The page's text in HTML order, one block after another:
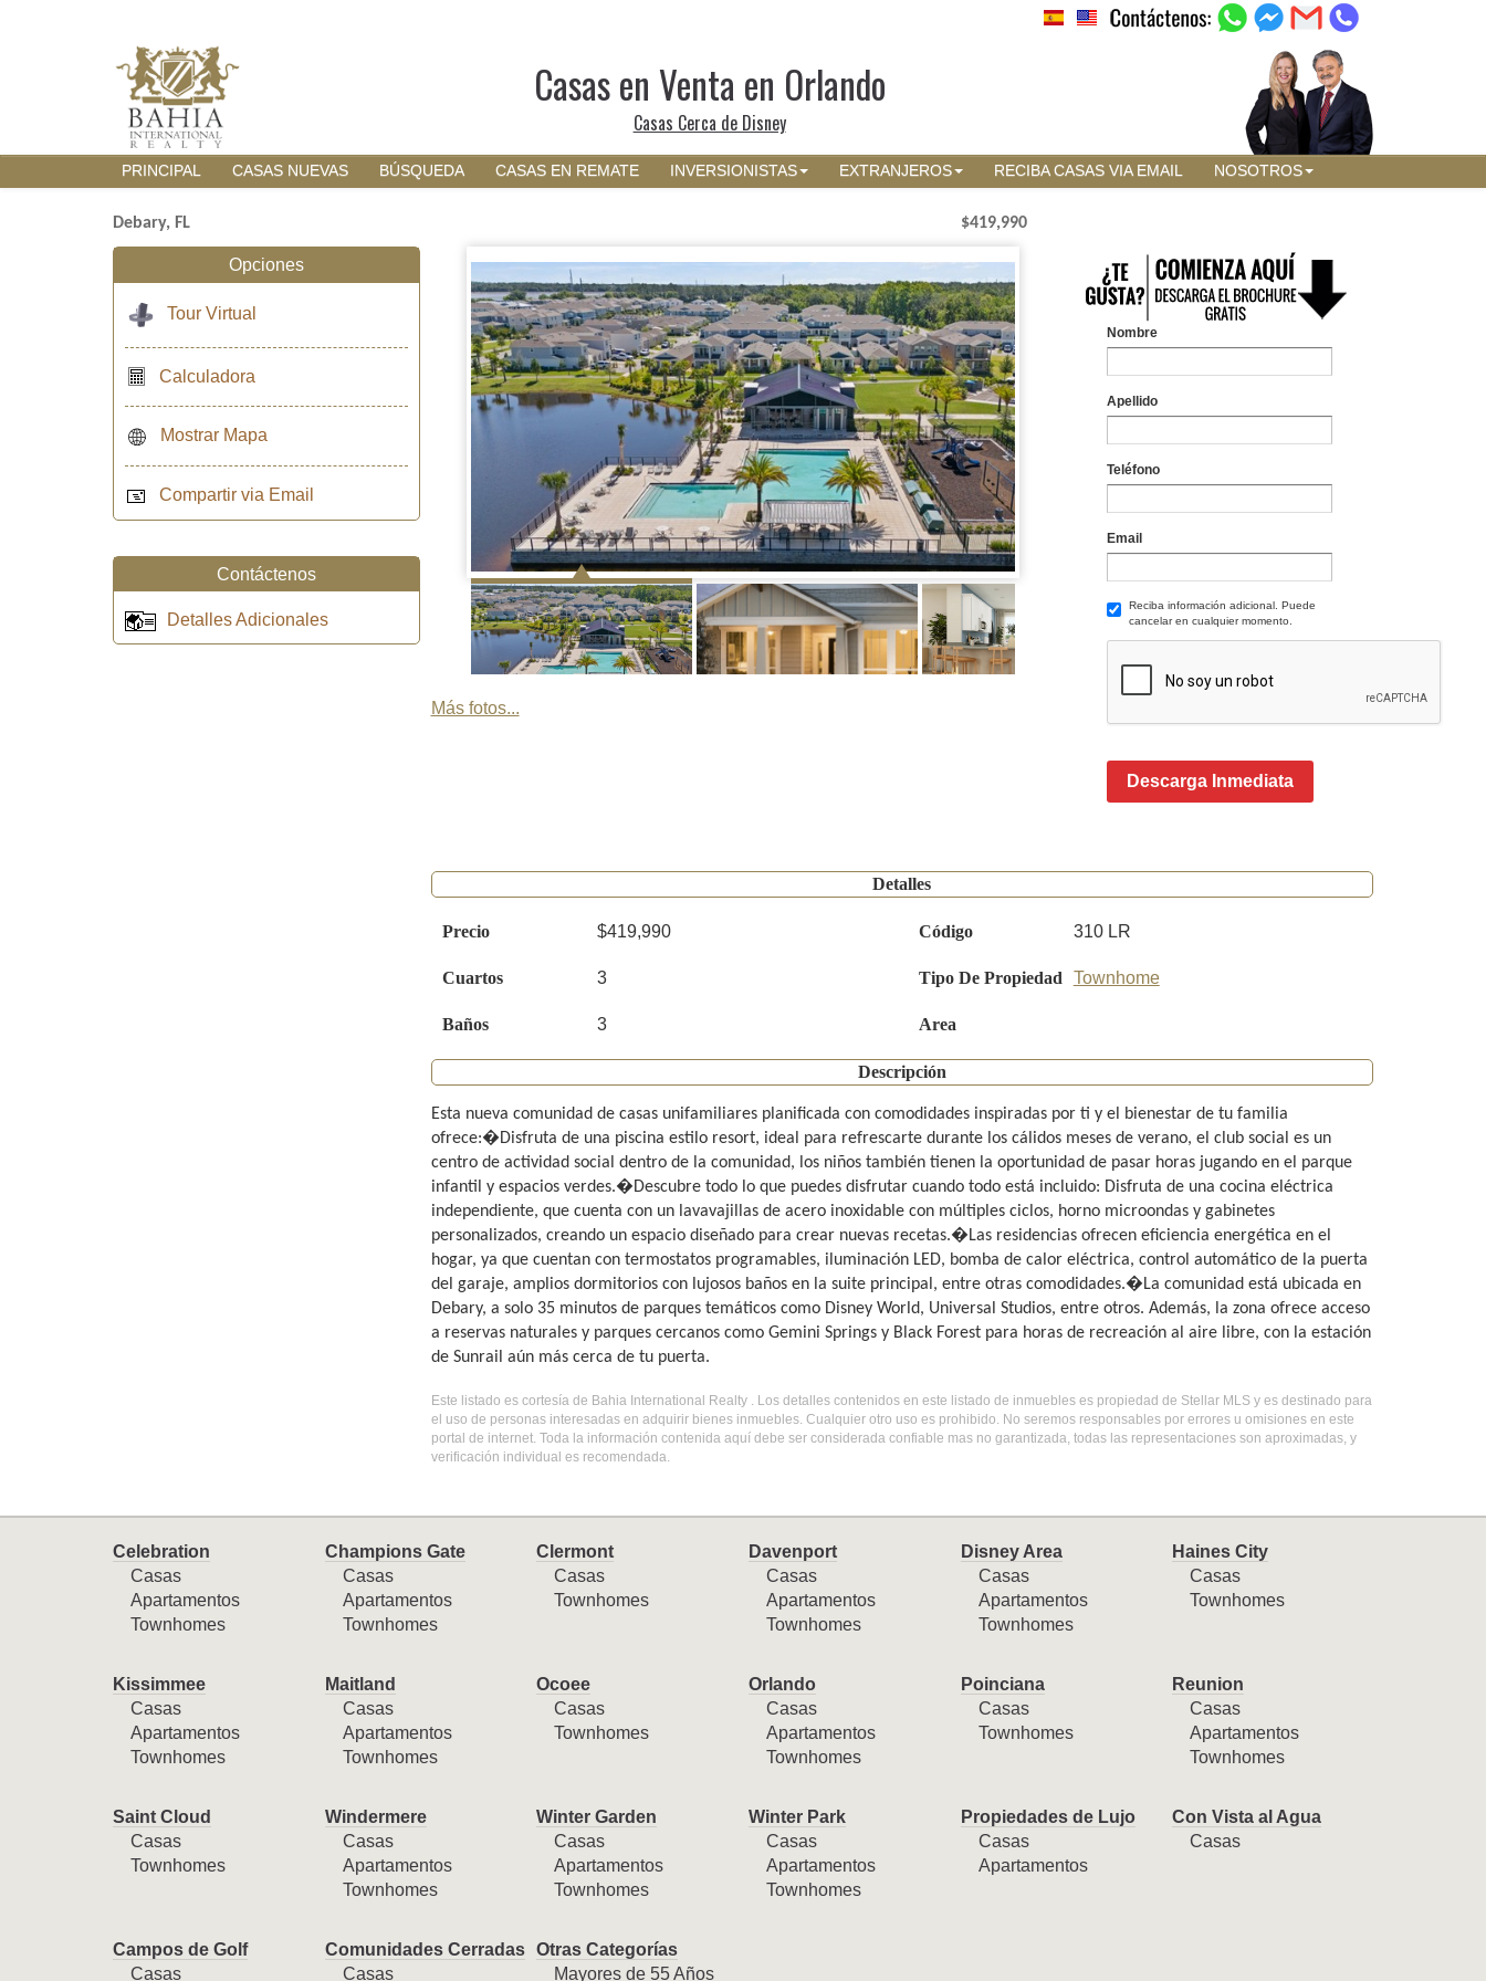
Casas en Venta en Orlando
Casas Cerca de Disney
PRINCIPAL CASAS NUEVAS BÚSQUEDA CASAS EN REMATE INVERSIONISTAS EXTRANJEROS RECIBA CASAS VIA EMAIL NOSOTROS
Debary, FL $419,990
Más fotos...
Nombre
Apellido
Teléfono
Email
Reciba información adicional. Puede
cancelar en cualquier momento.
Descarga Inmediata
Detalles
Precio $419,990 Código 310 LR
Cuartos 3 Tipo De Propiedad Townhome
Baños 3 Area
Descripción
Esta nueva comunidad de casas unifamiliares planificada con comodidades inspiradas por ti y el bienestar de tu familia
ofrece:�Disfruta de una piscina estilo resort, ideal para refrescarte durante los cálidos meses de verano, el club social es un
centro de actividad social dentro de la comunidad, los niños también tienen la oportunidad de pasar horas jugando en el parque
infantil y espacios verdes.�Descubre todo lo que puedes disfrutar cuando todo está incluido: Disfruta de una cocina eléctrica
independiente, que cuenta con un lavavajillas de acero inoxidable con múltiples ciclos, horno microondas y gabinetes
personalizados, creando un espacio diseñado para crear nuevas recetas.�Las residencias ofrecen eficiencia energética en el
hogar, ya que cuentan con termostatos programables, iluminación LED, bomba de calor eléctrica, control automático de la puerta
del garaje, amplios dormitorios con lujosos baños en la suite principal, entre otras comodidades.�La comunidad está ubicada en
Debary, a solo 35 minutos de parques temáticos como Disney World, Universal Studios, entre otros. Además, la zona ofrece acceso
a reservas naturales y parques cercanos como Gemini Springs y Black Forest para horas de recreación al aire libre, con la estación
de Sunrail aún más cerca de tu puerta.
Este listado es cortesía de Bahia International Realty . Los detalles contenidos en este listado de inmuebles es propiedad de Stellar MLS y es destinado para
el uso de personas interesadas en adquirir bienes inmuebles. Cualquier otro uso es prohibido. No seremos responsables por errores u omisiones en este
portal de internet. Toda la información contenida aquí debe ser considerada confiable mas no garantizada, todas las representaciones son aproximadas, y
verificación individual es recomendada.
Opciones
Tour Virtual
Calculadora
Mostrar Mapa
Compartir via Email
Contáctenos
Detalles Adicionales
Celebration
Casas
Apartamentos
Townhomes
Champions Gate
Casas
Apartamentos
Townhomes
Clermont
Casas
Townhomes
Davenport
Casas
Apartamentos
Townhomes
Disney Area
Casas
Apartamentos
Townhomes
Haines City
Casas
Townhomes
Kissimmee
Casas
Apartamentos
Townhomes
Maitland
Casas
Apartamentos
Townhomes
Ocoee
Casas
Townhomes
Orlando
Casas
Apartamentos
Townhomes
Poinciana
Casas
Townhomes
Reunion
Casas
Apartamentos
Townhomes
Saint Cloud
Casas
Townhomes
Windermere
Casas
Apartamentos
Townhomes
Winter Garden
Casas
Apartamentos
Townhomes
Winter Park
Casas
Apartamentos
Townhomes
Propiedades de Lujo
Casas
Apartamentos
Con Vista al Agua
Casas
Campos de Golf
Casas
Comunidades Cerradas
Casas
Otras Categorías
Mayores de 55 Años